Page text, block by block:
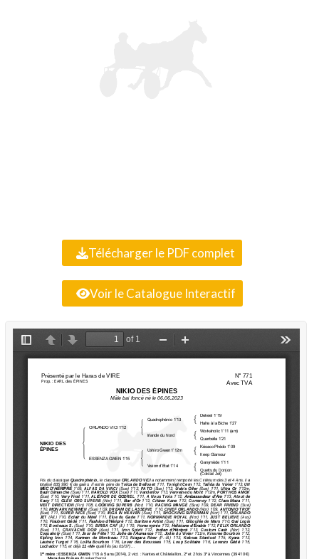
Télécharger le PDF complet
Voir le Catalogue Interactif